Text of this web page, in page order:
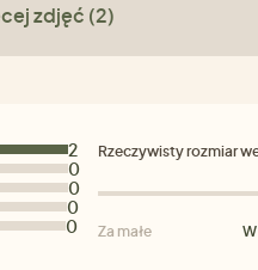
zdjęć (2)
2
0
0
0
0
Rzeczywisty rozmiar
Za małe